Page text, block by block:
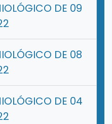
DE 09
DE 08
DE 04